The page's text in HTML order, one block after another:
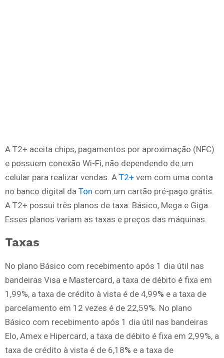
A T2+ aceita chips, pagamentos por aproximação (NFC)
e possuem conexão Wi-Fi, não dependendo de um
celular para realizar vendas. A T2+ vem com uma conta
no banco digital da Ton com um cartão pré-pago grátis.
A T2+ possui três planos de taxa: Básico, Mega e Giga.
Esses planos variam as taxas e preços das máquinas.
Taxas
No plano Básico com recebimento após 1 dia útil nas
bandeiras Visa e Mastercard, a taxa de débito é fixa em
1,99%, a taxa de crédito à vista é de 4,99% e a taxa de
parcelamento em 12 vezes é de 22,59%. No plano
Básico com recebimento após 1 dia útil nas bandeiras
Elo, Amex e Hipercard, a taxa de débito é fixa em 2,99%, a
taxa de crédito à vista é de 6,18% e a taxa de